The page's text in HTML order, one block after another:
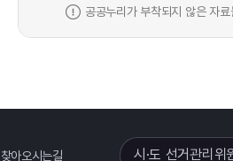
공공누리가 부착되지 않은 자
찾아오시는길 시·도 선거관리위